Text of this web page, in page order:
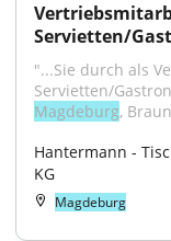
Servietten/
"...Sie durch als
Magdeburg,
Hantermann -
KG
Magdeburg